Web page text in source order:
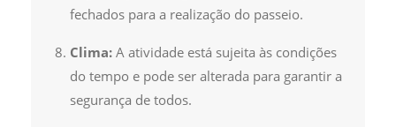
fechados para a realização do passeio.
Clima: A atividade está sujeita às condições
do tempo e pode ser alterada para garantir a
segurança de todos.